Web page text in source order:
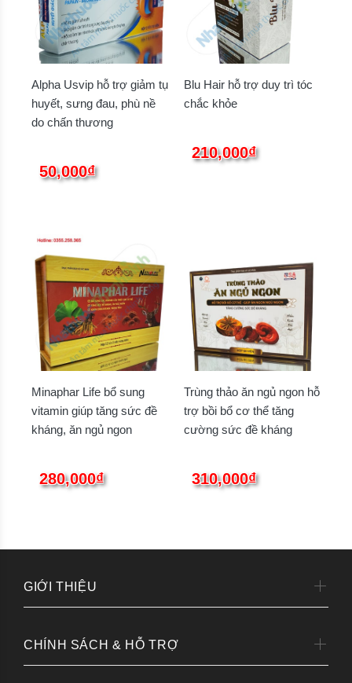
Alpha Usvip hỗ trợ giảm tụ
huyết, sưng đau, phù nề
do chấn thương
50,000₫
Blu Hair hỗ trợ duy trì tóc
chắc khỏe
210,000₫
Minaphar Life bổ sung
vitamin giúp tăng sức đề
kháng, ăn ngủ ngon
280,000₫
Trùng thảo ăn ngủ ngon hỗ
trợ bồi bổ cơ thể tăng
cường sức đề kháng
310,000₫
GIỚI THIỆU
CHÍNH SÁCH & HỖ TRỢ